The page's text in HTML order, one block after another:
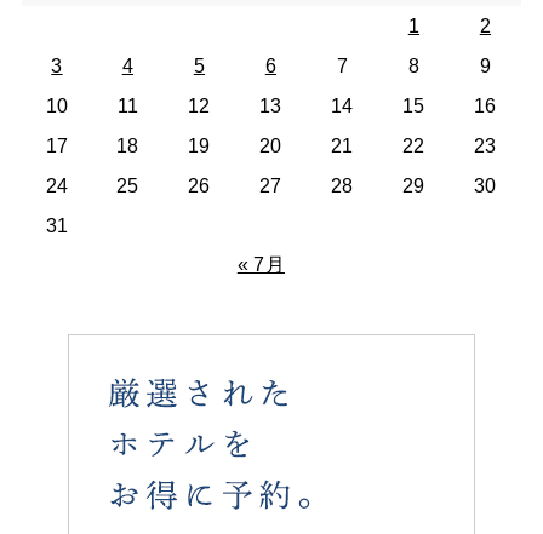
1
2
3
4 5 6 7 8
9
10
11 12 13 14 15
16
17
18 19 20 21 22
23
24
25 26 27 28 29
30
31
« 7月